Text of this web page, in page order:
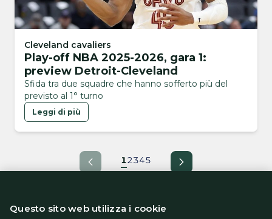
Cleveland cavaliers
Play-off NBA 2025-2026, gara 1:
preview Detroit-Cleveland
Sfida tra due squadre che hanno sofferto più del
previsto al 1° turno
Leggi di più
12345
Questo sito web utilizza i cookie